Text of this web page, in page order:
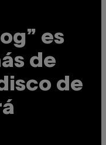
es
de
de